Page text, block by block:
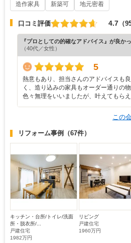
造作家具
新築可 地元密着
口コミ評価 4.7 （
『プロとしての的確なアドバイス』が良か
（40代／女性）
5
熱意もあり、担当さんのアドバイスも
く、造り込みの家具もオーダー通りの
色々無理をいいましたが、叶えてもら
この
リフォーム事例 （67件）
キッチン・台所/トイレ/洗面
所・脱衣所/...
戸建住宅
1982万円
リビング
戸建住宅
1960万円